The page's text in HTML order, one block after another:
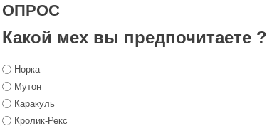
ОПРОС
Какой мех вы предпочитаете ?
Норка
Мутон
Каракуль
Кролик-Рекс